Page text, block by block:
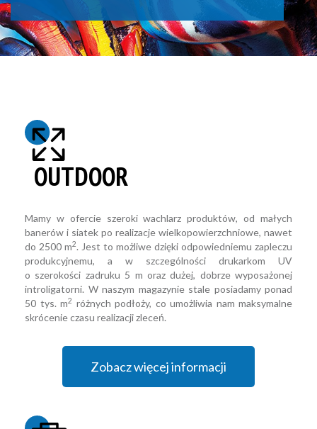
OUTDOOR
Mamy w ofercie szeroki wachlarz produktów, od małych
banerów i siatek po realizacje wielkopowierzchniowe, nawet
do 2500 m2. Jest to możliwe dzięki odpowiedniemu zapleczu
produkcyjnemu, a w szczególności drukarkom UV
o szerokości zadruku 5 m oraz dużej, dobrze wyposażonej
introligatorni. W naszym magazynie stale posiadamy ponad
50 tys. m2 różnych podłoży, co umożliwia nam maksymalne
skrócenie czasu realizacji zleceń.
Zobacz więcej informacji